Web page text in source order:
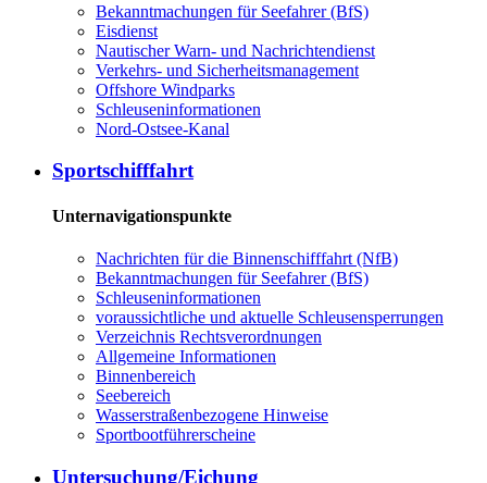
Bekanntmachungen für Seefahrer (BfS)
Eisdienst
Nautischer Warn- und Nachrichtendienst
Verkehrs- und Sicherheitsmanagement
Offshore Windparks
Schleuseninformationen
Nord-Ostsee-Kanal
Sportschifffahrt
Unternavigationspunkte
Nachrichten für die Binnenschifffahrt (NfB)
Bekanntmachungen für Seefahrer (BfS)
Schleuseninformationen
voraussichtliche und aktuelle Schleusensperrungen
Verzeichnis Rechtsverordnungen
Allgemeine Informationen
Binnenbereich
Seebereich
Wasserstraßenbezogene Hinweise
Sportbootführerscheine
Untersuchung/Eichung